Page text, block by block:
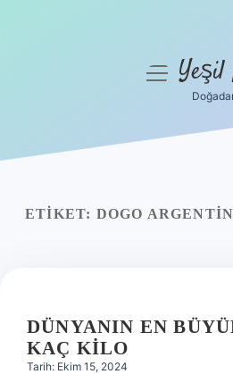
Yasal Uyarı
menüyüYeşil
ETIKET: DOGO
DÜNYANIN EN
KAÇ KILO
Tarih: Ekim 15, 2024